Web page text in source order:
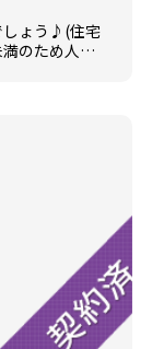
しょう♪(住宅
のため人的